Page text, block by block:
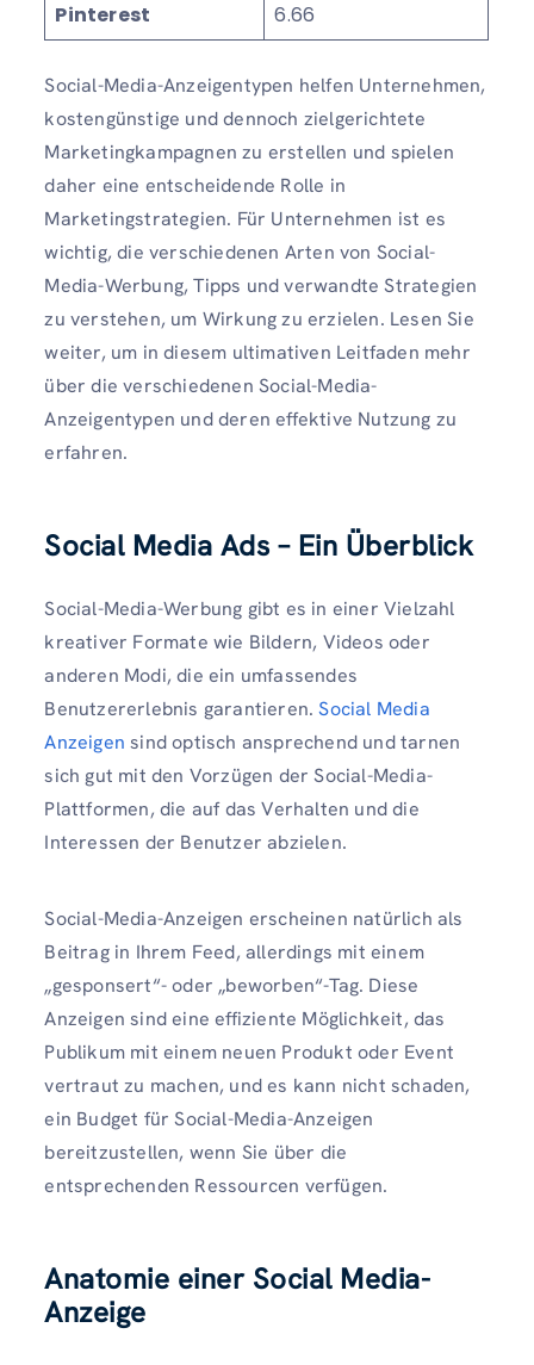
Pinterest
6.66
Social-Media-Anzeigentypen helfen Unternehmen,
kostengünstige und dennoch zielgerichtete
Marketingkampagnen zu erstellen und spielen
daher eine entscheidende Rolle in
Marketingstrategien. Für Unternehmen ist es
wichtig, die verschiedenen Arten von Social-
Media-Werbung, Tipps und verwandte Strategien
zu verstehen, um Wirkung zu erzielen. Lesen Sie
weiter, um in diesem ultimativen Leitfaden mehr
über die verschiedenen Social-Media-
Anzeigentypen und deren effektive Nutzung zu
erfahren.
Social Media Ads – Ein Überblick
Social-Media-Werbung gibt es in einer Vielzahl
kreativer Formate wie Bildern, Videos oder
anderen Modi, die ein umfassendes
Benutzererlebnis garantieren.Social Media
Anzeigen sind optisch ansprechend und tarnen
sich gut mit den Vorzügen der Social-Media-
Plattformen, die auf das Verhalten und die
Interessen der Benutzer abzielen.
Social-Media-Anzeigen erscheinen natürlich als
Beitrag in Ihrem Feed, allerdings mit einem
„gesponsert“- oder „beworben“-Tag. Diese
Anzeigen sind eine effiziente Möglichkeit, das
Publikum mit einem neuen Produkt oder Event
vertraut zu machen, und es kann nicht schaden,
ein Budget für Social-Media-Anzeigen
bereitzustellen, wenn Sie über die
entsprechenden Ressourcen verfügen.
Anatomie einer Social Media-
Anzeige